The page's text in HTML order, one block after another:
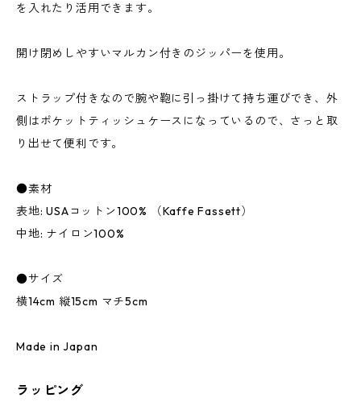
を入れたり活用できます。
開け閉めしやすいマルカン付きのジッパーを使用。
ストラップ付きなので腕や鞄に引っ掛けて持ち運びでき、外
側はポケットティッシュケースになっているので、さっと取
り出せて便利です。
●素材
表地: USAコットン100% （Kaffe Fassett）
中地: ナイロン100%
●サイズ
横14cm 縦15cm マチ5cm
Made in Japan
ラッピング